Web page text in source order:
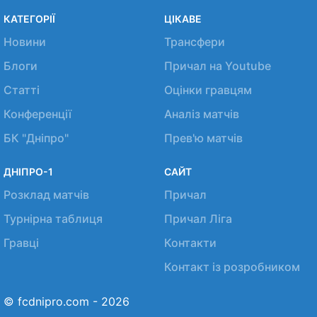
КАТЕГОРІЇ
Новини
Блоги
Статті
Конференції
БК "Дніпро"
ЦІКАВЕ
Трансфери
Причал на Youtube
Оцінки гравцям
Аналіз матчів
Прев'ю матчів
ДНІПРО-1
Розклад матчів
Турнірна таблиця
Гравці
САЙТ
Причал
Причал Ліга
Контакти
Контакт із розробником
© fcdnipro.com - 2026